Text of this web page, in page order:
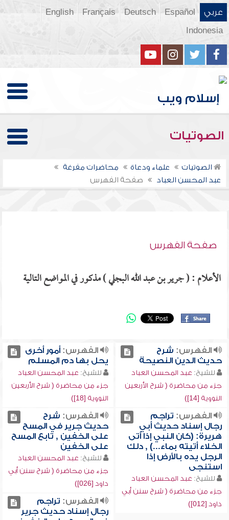
عربي Español
Deutsch
Français
English
Indonesia
الصوتيات
الصوتيات علماء ودعاة
محاضرات مفرغة
عبد المحسن العباد
صفحة الفهرس
صفحة الفهرس
الأعلام : ( جرير بن عبد الله البجلي ) مذكور في المواضع التالية
الفهرس: شرح
حديث الدين النصيحة
للشيخ: عبد المحسن العباد
جزء من محاضرة ( شرح الأربعين
النووية [14])
الفهرس:أمور أخرى
يحل بها دم المسلم
للشيخ: عبد المحسن العباد
جزء من محاضرة ( شرح الأربعين
النووية [18])
الفهرس: تراجم
رجال إسناد حديث أبي
هريرة: (كان النبي إذا أتى
الخلاء أتيته بماء...) , دلك
الرجل يده بالأرض إذا
استنجى
للشيخ: عبد المحسن العباد
جزء من محاضرة ( شرح سنن أبي
داود [012])
الفهرس: شرح
حديث جرير في المسح
على الخفين , تابع المسح
على الخفين
للشيخ: عبد المحسن العباد
جزء من محاضرة ( شرح سنن أبي
داود [026])
الفهرس: تراجم
رجال إسناد حديث جرير